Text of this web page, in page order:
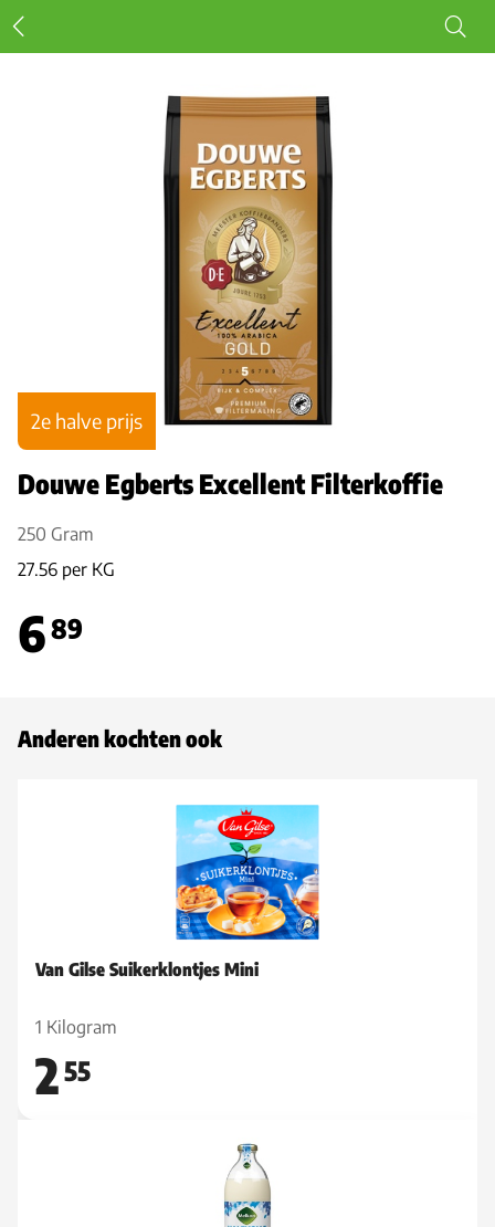
2e halve prijs
Douwe Egberts Excellent Filterkoffie
250 Gram
27.56 per KG
689
Anderen kochten ook
Van Gilse Suikerklontjes Mini
1 Kilogram
255